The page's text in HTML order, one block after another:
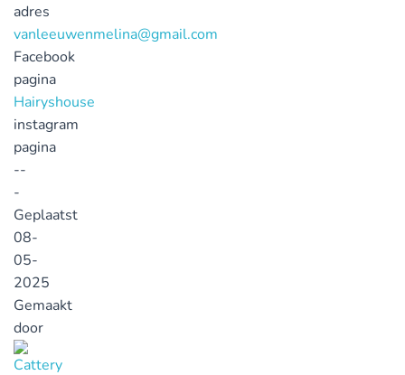
adres
vanleeuwenmelina@gmail.com
Facebook
pagina
Hairyshouse
instagram
pagina
--
-
Geplaatst
08-
05-
2025
Gemaakt
door